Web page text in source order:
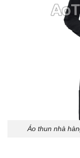
Áo thun nhà